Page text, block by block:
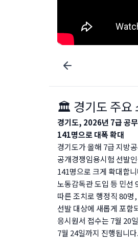
🏛️ 경기도 주요
경기도, 2026년 7급 공
141명으로 대폭 확대
경기도가 올해 7급 지방
공개경쟁임용시험 선발
141명으로 크게 확대합
노동감독관 도입 등 민선
따른 조치로 행정직 80명
선발 대상에 새롭게 포함
응시원서 접수는 7월 20
7월 24일까지 진행됩니다.